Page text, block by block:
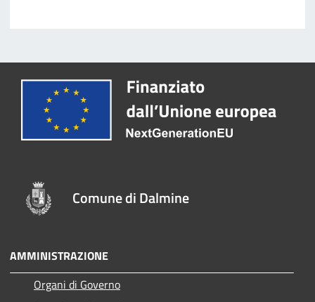
Comune di Dalmine
AMMINISTRAZIONE
Organi di Governo